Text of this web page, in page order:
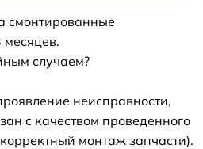
смонтированные
случаем?
неисправности,
с качеством проведенного
монтаж запчасти).